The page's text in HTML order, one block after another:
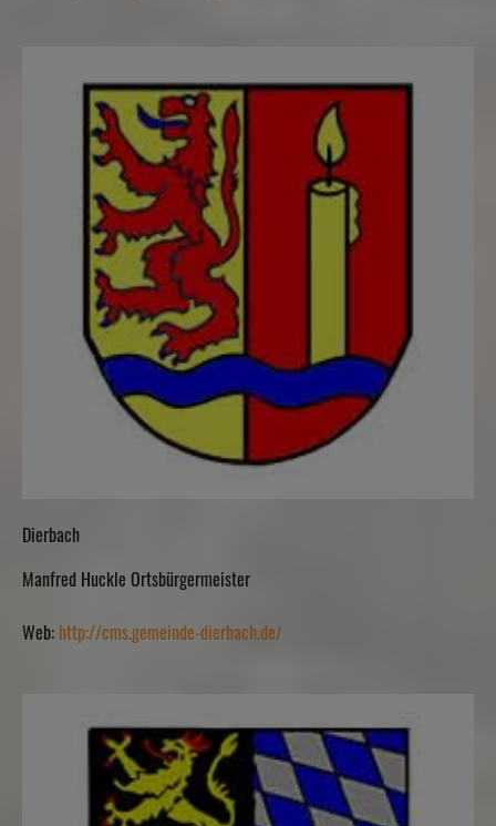
Dierbach
Manfred Huckle Ortsbürgermeister
Web: http://cms.gemeinde-dierbach.de/